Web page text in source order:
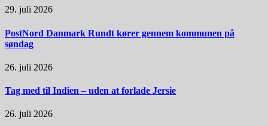
29. juli 2026
PostNord Danmark Rundt kører gennem kommunen på
søndag
26. juli 2026
Tag med til Indien – uden at forlade Jersie
26. juli 2026